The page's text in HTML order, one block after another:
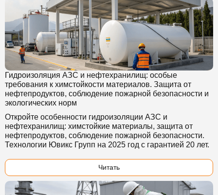
Гидроизоляция АЗС и нефтехранилищ: особые
требования к химстойкости материалов. Защита от
нефтепродуктов, соблюдение пожарной безопасности и
экологических норм
Откройте особенности гидроизоляции АЗС и
нефтехранилищ: химстойкие материалы, защита от
нефтепродуктов, соблюдение пожарной безопасности.
Технологии Ювикс Групп на 2025 год с гарантией 20 лет.
Читать